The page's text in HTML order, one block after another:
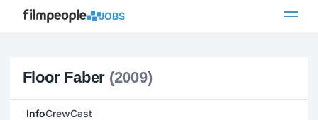
JOBS
Floor Faber (2009)
InfoCrewCast